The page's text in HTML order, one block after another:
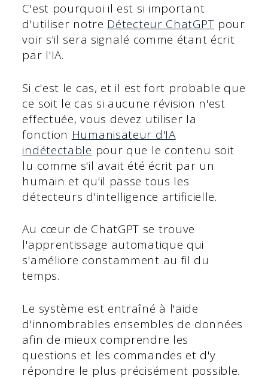
C'est pourquoi il est si important
d'utiliser notre Détecteur ChatGPT pour
voir s'il sera signalé comme étant écrit
par l'IA.
Si c'est le cas, et il est fort probable que
ce soit le cas si aucune révision n'est
effectuée, vous devez utiliser la
fonction Humanisateur d'IA
indétectable pour que le contenu soit
lu comme s'il avait été écrit par un
humain et qu'il passe tous les
détecteurs d'intelligence artificielle.
Au cœur de ChatGPT se trouve
l'apprentissage automatique qui
s'améliore constamment au fil du
temps.
Le système est entraîné à l'aide
d'innombrables ensembles de données
afin de mieux comprendre les
questions et les commandes et d'y
répondre le plus précisément possible.